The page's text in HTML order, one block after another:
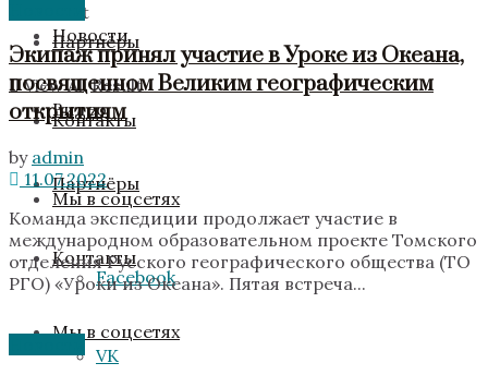
Партнёры
Контакты
Мы в соцсетях
Facebook
VK
Новости
Видео
Партнёры
Контакты
Мы в соцсетях
No Result
View All Result
Экипаж принял участие в Уроке из Океана,
посвященном Великим географическим
открытиям
by admin
11.07.2022
Команда экспедиции продолжает участие в
международном образовательном проекте Томского
отделения Русского географического общества (ТО
РГО) «Уроки из Океана». Пятая встреча...